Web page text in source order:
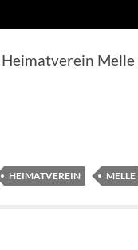
Melle
HEIMATVEREIN MELLE